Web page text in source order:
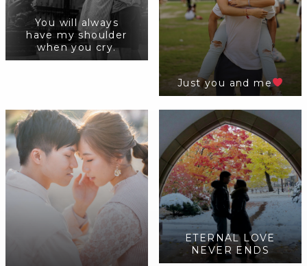
You will always
have my shoulder
when you cry.
Just you and me
ETERNAL LOVE
NEVER ENDS